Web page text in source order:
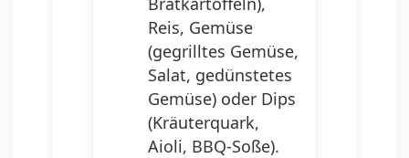
Reis, Gemüse
(gegrilltes Gemüse,
Salat, gedünstetes
Gemüse) oder Dips
(Kräuterquark,
Aioli, BBQ-Soße).